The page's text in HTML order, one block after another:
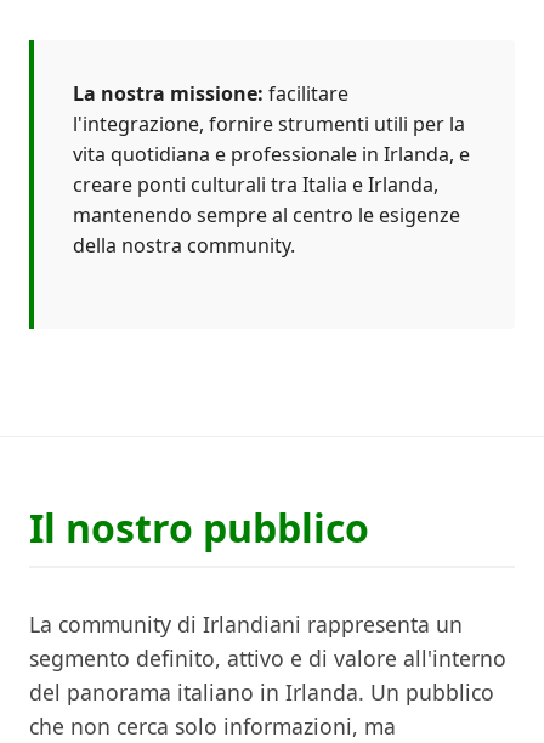
La nostra missione: facilitare
l'integrazione, fornire strumenti utili per la
vita quotidiana e professionale in Irlanda, e
creare ponti culturali tra Italia e Irlanda,
mantenendo sempre al centro le esigenze
della nostra community.
Il nostro pubblico
La community di Irlandiani rappresenta un
segmento definito, attivo e di valore all'interno
del panorama italiano in Irlanda. Un pubblico
che non cerca solo informazioni, ma